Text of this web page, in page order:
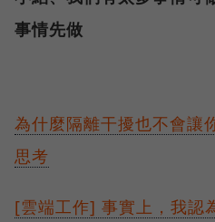
事情先做
為什麼隔離干擾也不會讓
思考
[雲端工作] 事實上，我認